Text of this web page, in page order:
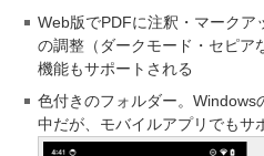
Web版でPDFに注釈・マークア
の調整（ダークモード・セピア
機能もサポートされる
色付きのフォルダー。Windows
中だが、モバイルアプリでもサ